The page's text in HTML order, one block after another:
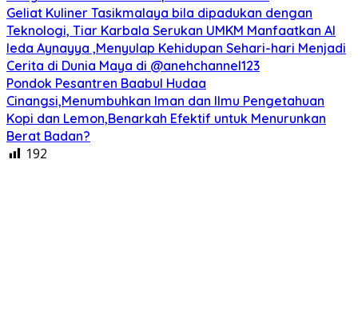
Geliat Kuliner Tasikmalaya bila dipadukan dengan
Teknologi, Tiar Karbala Serukan UMKM Manfaatkan AI
Ieda Aynayya ,Menyulap Kehidupan Sehari-hari Menjadi
Cerita di Dunia Maya di @anehchannel123
Pondok Pesantren Baabul Hudaa
Cinangsi,Menumbuhkan Iman dan Ilmu Pengetahuan
Kopi dan Lemon,Benarkah Efektif untuk Menurunkan
Berat Badan?
192